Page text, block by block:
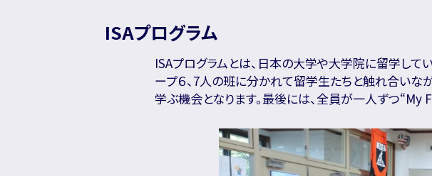
ISAプログラム
ISAプログラムとは、日本の大学や大学院に留学して
ープ６、7人の班に分かれて留学生たちと触れ合いな
学ぶ機会となります。最後には、全員が一人ずつ“My